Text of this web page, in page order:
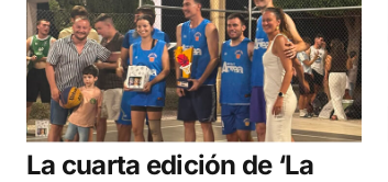
La cuarta edición de ‘La